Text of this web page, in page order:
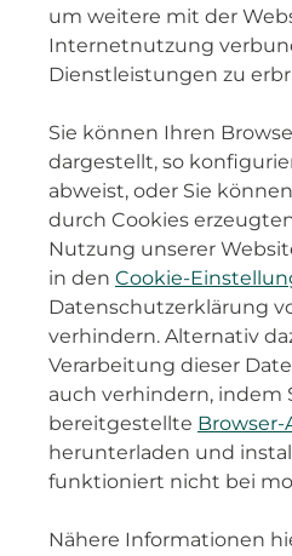
um weitere mit der
Internetnutzung
Dienstleistungen zu
Sie können Ihren
dargestellt, so
abweist, oder Sie
durch Cookies
Nutzung unserer
in den Cookie-
Datenschutzerklärung
verhindern. Alternativ
Verarbeitung dieser
auch verhindern, indem
bereitgestellte Browser-
herunterladen und
funktioniert nicht bei
Nähere Informationen